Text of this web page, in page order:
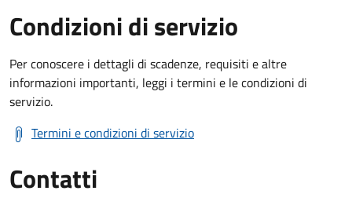
Condizioni di servizio
Per conoscere i dettagli di scadenze, requisiti e altre
informazioni importanti, leggi i termini e le condizioni di
servizio.
Termini e condizioni di servizio
Contatti